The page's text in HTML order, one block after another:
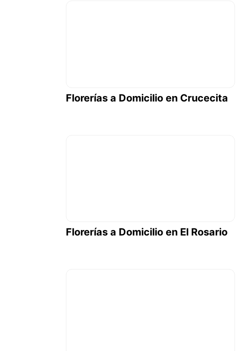
Florerías a Domicilio en Crucecita
Florerías a Domicilio en El Rosario